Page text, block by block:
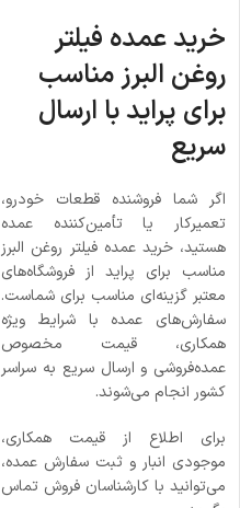
خرید عمده فیلتر
روغن البرز مناسب
برای پراید با ارسال
سریع
اگر شما فروشنده قطعات خودرو،
تعمیرکار یا تأمین‌کننده عمده
هستید، خرید عمده فیلتر روغن البرز
مناسب برای پراید از فروشگاه‌های
معتبر گزینه‌ای مناسب برای شماست.
سفارش‌های عمده با شرایط ویژه
همکاری، قیمت مخصوص
عمده‌فروشی و ارسال سریع به سراسر
کشور انجام می‌شوند.
برای اطلاع از قیمت همکاری،
موجودی انبار و ثبت سفارش عمده،
می‌توانید با کارشناسان فروش تماس